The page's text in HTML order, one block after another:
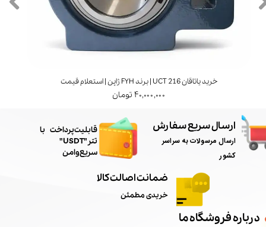
خرید یاتاقان UCT 216 | برند FYH ژاپن | استعلام قیمت
۴۰,۰۰۰,۰۰۰ تومان
ارسال سریع سفارش
ارسال مرسولات به سراسر
کشور
ضمانت اصالت کالا
خریدی مطمئن
درباره فروشگاه ما
​قابلیت پرداخت با
تتر"USDT"
سریع و امن